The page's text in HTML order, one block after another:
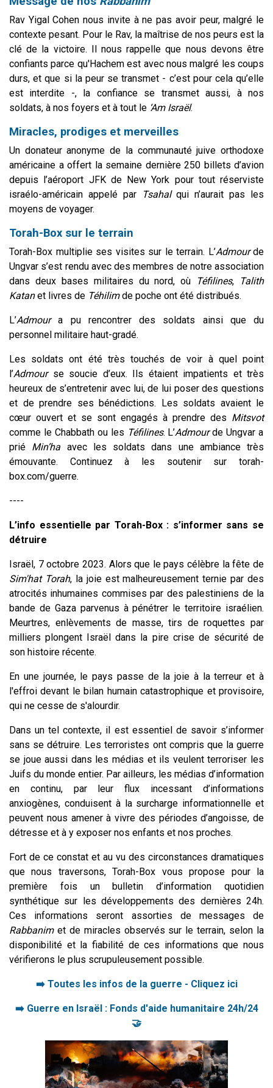
Rav Yigal Cohen nous invite à ne pas avoir peur, malgré le
contexte pesant. Pour le Rav, la maîtrise de nos peurs est la
clé de la victoire. Il nous rappelle que nous devons être
confiants parce qu'Hachem est avec nous malgré les coups
durs, et que si la peur se transmet - c’est pour cela qu’elle
est interdite -, la confiance se transmet aussi, à nos
soldats, à nos foyers et à tout le ‘Am Israël.
Miracles, prodiges et merveilles
Un donateur anonyme de la communauté juive orthodoxe
américaine a offert la semaine dernière 250 billets d’avion
depuis l’aéroport JFK de New York pour tout réserviste
israélo-américain appelé par
Tsahalqui n’aurait pas les
moyens de voyager.
Torah-Box sur le terrain
Torah-Box multiplie ses visites sur le terrain. L’Admourde
Ungvar s’est rendu avec des membres de notre association
dans deux bases militaires du nord, où
Téfilines,
Talith
Katanet livres de Téhilimde poche ont été distribués.
L’Admoura pu rencontrer des soldats ainsi que du
personnel militaire haut-gradé.
Les soldats ont été très touchés de voir à quel point
l’Admourse soucie d’eux. Ils étaient impatients et très
heureux de s’entretenir avec lui, de lui poser des questions
et de prendre ses bénédictions. Les soldats avaient le
cœur ouvert et se sont engagés à prendre des Mitsvot
comme le Chabbath ou les Téfilines. L’Admourde Ungvar a
prié Min’ha avec les soldats dans une ambiance très
émouvante. Continuez à les soutenir sur torah-
box.com/guerre.
----
L’info essentielle par Torah-Box : s’informer sans se
détruire
Israël, 7 octobre 2023. Alors que le pays célèbre la fête de
Sim'hat Torah, la joie est malheureusement ternie par des
atrocités inhumaines commises par des palestiniens de la
bande de Gaza parvenus à pénétrer le territoire israélien.
Meurtres, enlèvements de masse, tirs de roquettes par
milliers plongent Israël dans la pire crise de sécurité de
son histoire récente.
En une journée, le pays passe de la joie à la terreur et à
l'effroi devant le bilan humain catastrophique et provisoire,
qui ne cesse de s'alourdir.
Dans un tel contexte, il est essentiel de savoir s’informer
sans se détruire. Les terroristes ont compris que la guerre
se joue aussi dans les médias et ils veulent terroriser les
Juifs du monde entier. Par ailleurs, les médias d’information
en continu, par leur flux incessant d’informations
anxiogènes, conduisent à la surcharge informationnelle et
peuvent nous amener à vivre des périodes d’angoisse, de
détresse et à y exposer nos enfants et nos proches.
Fort de ce constat et au vu des circonstances dramatiques
que nous traversons, Torah-Box vous propose pour la
première fois un bulletin d’information quotidien
synthétique sur les développements des dernières 24h.
Ces informations seront assorties de messages de
Rabbanimet de miracles observés sur le terrain, selon la
disponibilité et la fiabilité de ces informations que nous
vérifierons le plus scrupuleusement possible.
➡️ Toutes les infos de la guerre - Cliquez ici
➡️ Guerre en Israël : Fonds d'aide humanitaire 24h/24
🤝